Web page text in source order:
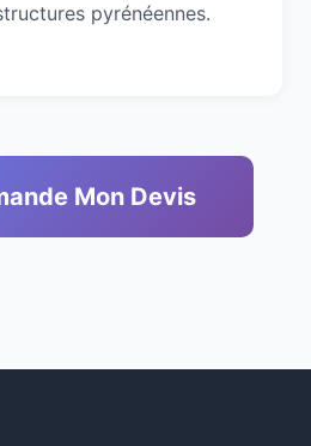
pyrénéennes.
Mon Devis